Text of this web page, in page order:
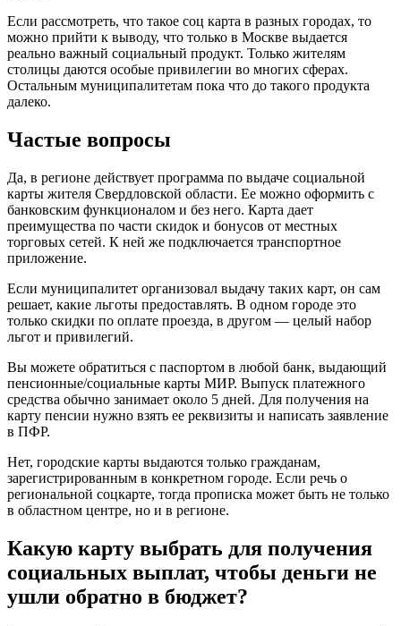
Если рассмотреть, что такое соц карта в разных городах, то
можно прийти к выводу, что только в Москве выдается
реально важный социальный продукт. Только жителям
столицы даются особые привилегии во многих сферах.
Остальным муниципалитетам пока что до такого продукта
далеко.
Частые вопросы
Да, в регионе действует программа по выдаче социальной
карты жителя Свердловской области. Ее можно оформить с
банковским функционалом и без него. Карта дает
преимущества по части скидок и бонусов от местных
торговых сетей. К ней же подключается транспортное
приложение.
Если муниципалитет организовал выдачу таких карт, он сам
решает, какие льготы предоставлять. В одном городе это
только скидки по оплате проезда, в другом — целый набор
льгот и привилегий.
Вы можете обратиться с паспортом в любой банк, выдающий
пенсионные/социальные карты МИР. Выпуск платежного
средства обычно занимает около 5 дней. Для получения на
карту пенсии нужно взять ее реквизиты и написать заявление
в ПФР.
Нет, городские карты выдаются только гражданам,
зарегистрированным в конкретном городе. Если речь о
региональной соцкарте, тогда прописка может быть не только
в областном центре, но и в регионе.
Какую карту выбрать для получения
социальных выплат, чтобы деньги не
ушли обратно в бюджет?